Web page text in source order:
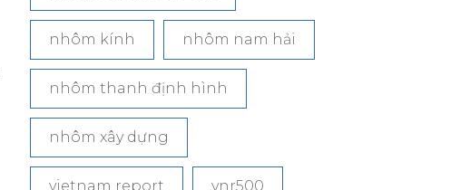
nhôm kính nhôm nam hải
nhôm thanh định hình
nhôm xây dựng
vietnam report vnr500